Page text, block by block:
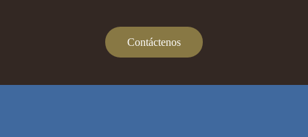
Contáctenos